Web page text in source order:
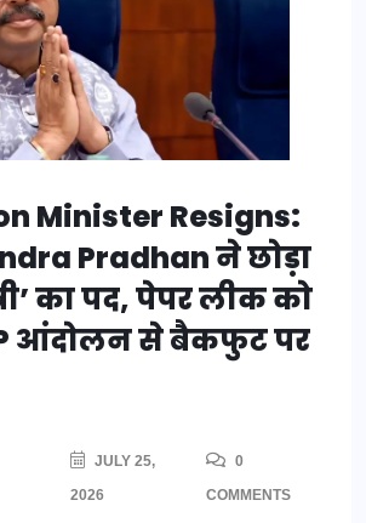
Minister Resigns:
Pradhan ने छोड़ा
का पद, पेपर लीक को
आंदोलन से बैकफुट पर
JULY 25,
2026
0
COMMENTS